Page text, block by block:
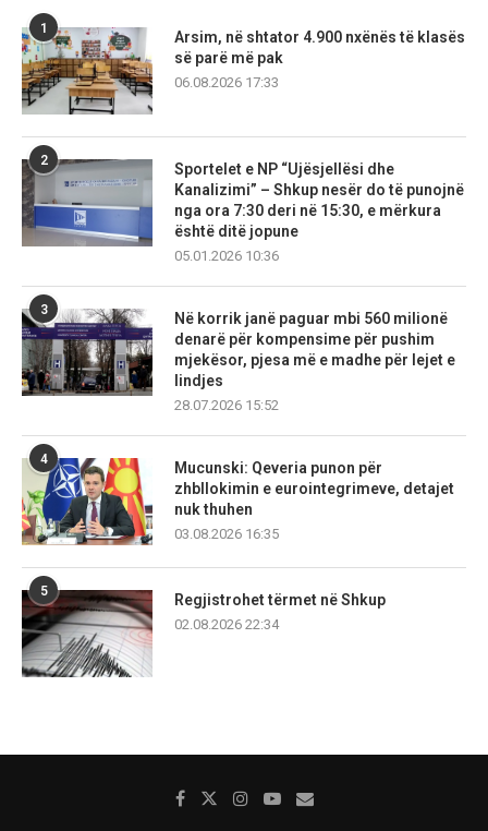
1
Arsim, në shtator 4.900 nxënës të klasës
së parë më pak
06.08.2026 17:33
2
Sportelet e NP “Ujësjellësi dhe
Kanalizimi” – Shkup nesër do të punojnë
nga ora 7:30 deri në 15:30, e mërkura
është ditë jopune
05.01.2026 10:36
3
Në korrik janë paguar mbi 560 milionë
denarë për kompensime për pushim
mjekësor, pjesa më e madhe për lejet e
lindjes
28.07.2026 15:52
4
Mucunski: Qeveria punon për
zhbllokimin e eurointegrimeve, detajet
nuk thuhen
03.08.2026 16:35
5
Regjistrohet tërmet në Shkup
02.08.2026 22:34